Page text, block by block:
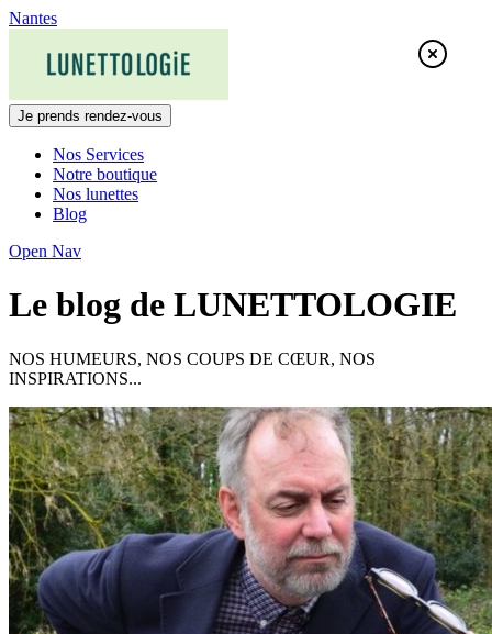
Skip
content
Nantes
Je prends rendez-vous
Nos Services
Notre boutique
Nos lunettes
Blog
Open Nav
Le blog de LUNETTOLOGIE
NOS HUMEURS, NOS COUPS DE CŒUR, NOS
INSPIRATIONS...